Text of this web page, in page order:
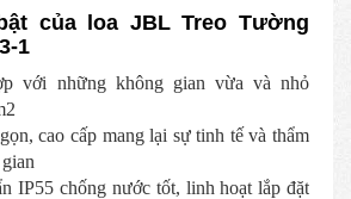
của loa JBL Treo Tường
1
với những không gian vừa và nhỏ
cao cấp mang lại sự tinh tế và thẩm
IP55 chống nước tốt, linh hoạt lắp đặt